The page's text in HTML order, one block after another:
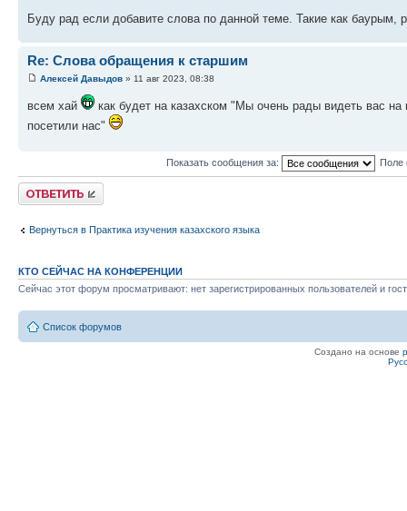
Буду рад если добавите слова по данной теме. Такие как баурым,
Re: Слова обращения к старшим
Алексей Давыдов » 11 авг 2023, 08:38
всем хай
как будет на казахском "Мы очень рады видеть вас
посетили нас"
Показать сообщения за: Поле
Ответить
Вернуться в Практика изучения казахского языка
КТО СЕЙЧАС НА КОНФЕРЕНЦИИ
Сейчас этот форум просматривают: нет зарегистрированных пользователей и
Список форумов
Создано на основе